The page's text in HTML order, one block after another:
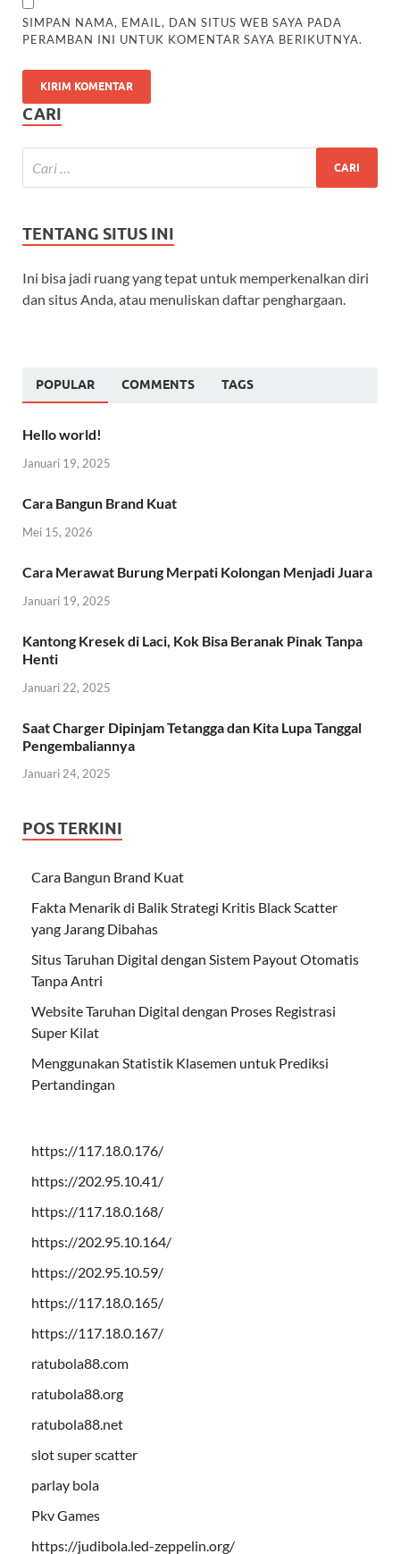
SIMPAN NAMA, EMAIL, DAN SITUS WEB SAYA PADA
PERAMBAN INI UNTUK KOMENTAR SAYA BERIKUTNYA.
CARI
TENTANG SITUS INI
Ini bisa jadi ruang yang tepat untuk memperkenalkan diri
dan situs Anda, atau menuliskan daftar penghargaan.
POPULAR COMMENTS TAGS
Hello world!
Januari 19, 2025
Cara Bangun Brand Kuat
Mei 15, 2026
Cara Merawat Burung Merpati Kolongan Menjadi Juara
Januari 19, 2025
Kantong Kresek di Laci, Kok Bisa Beranak Pinak Tanpa
Henti
Januari 22, 2025
Saat Charger Dipinjam Tetangga dan Kita Lupa Tanggal
Pengembaliannya
Januari 24, 2025
POS TERKINI
Cara Bangun Brand Kuat
Fakta Menarik di Balik Strategi Kritis Black Scatter
yang Jarang Dibahas
Situs Taruhan Digital dengan Sistem Payout Otomatis
Tanpa Antri
Website Taruhan Digital dengan Proses Registrasi
Super Kilat
Menggunakan Statistik Klasemen untuk Prediksi
Pertandingan
https://117.18.0.176/
https://202.95.10.41/
https://117.18.0.168/
https://202.95.10.164/
https://202.95.10.59/
https://117.18.0.165/
https://117.18.0.167/
ratubola88.com
ratubola88.org
ratubola88.net
slot super scatter
parlay bola
Pkv Games
https://judibola.led-zeppelin.org/